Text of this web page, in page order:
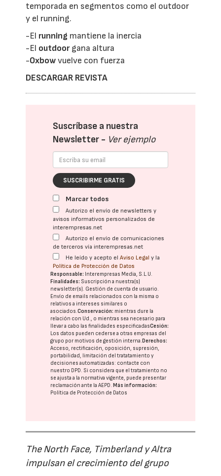
temporada en segmentos como el outdoor
y el running.
-El running mantiene la inercia
-El outdoorgana altura
-Oxbowvuelve con fuerza
DESCARGAR REVISTA
Suscríbase a nuestra
Newsletter - Ver ejemplo
SUSCRIBIRME GRATIS
Marcar todos
Autorizo el envío de newsletters y
avisos informativos personalizados de
interempresas.net
Autorizo el envío de comunicaciones
de terceros vía interempresas.net
He leído y acepto elAviso Legal y la
Política de Protección de Datos
Responsable: Interempresas Media, S.L.U.
Finalidades: Suscripción a nuestra(s)
newsletter(s). Gestión de cuenta de usuario.
Envío de emails relacionados con la misma o
relativos a intereses similares o
asociados.Conservación: mientras dure la
relación con Ud., o mientras sea necesario para
llevar a cabo las finalidades especificadasCesión:
Los datos pueden cederse a otras empresas del
grupo por motivos de gestión interna. Derechos:
Acceso, rectificación, oposición, supresión,
portabilidad, limitación del tratatamiento y
decisiones automatizadas: contacte con
nuestro DPD. Si considera que el tratamiento no
se ajusta a la normativa vigente, puede presentar
reclamación ante laAEPD. Más información:
Política de Protección de Datos
The North Face, Timberland y Altra
impulsan el crecimiento del grupo